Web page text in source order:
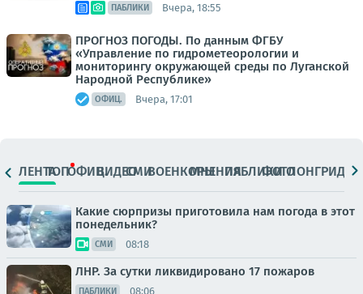
ПАБЛИКИ Вчера, 18:55
ПРОГНОЗ ПОГОДЫ. По данным ФГБУ
«Управление по гидрометеорологии и
мониторингу окружающей среды по Луганской
Народной Республике»
ОФИЦ. Вчера, 17:01
ЛЕНТАТОПОФИЦ.ВИДЕОСМИВОЕНКОРЫМНЕНИЯПАБЛИКИ
ФОТОЛОНГРИДЫ
Какие сюрпризы приготовила нам погода в этот
понедельник?
СМИ 08:18
ЛНР. За сутки ликвидировано 17 пожаров
ПАБЛИКИ 08:06